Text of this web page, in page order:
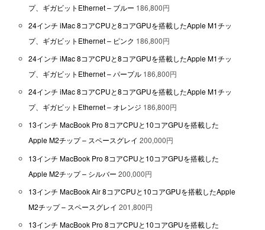
プ、ギガビットEthernet – ブルー 186,800円
24インチ iMac 8コアCPUと8コアGPUを搭載したApple M1チッ
プ、ギガビットEthernet – ピンク 186,800円
24インチ iMac 8コアCPUと8コアGPUを搭載したApple M1チッ
プ、ギガビットEthernet – パープル 186,800円
24インチ iMac 8コアCPUと8コアGPUを搭載したApple M1チッ
プ、ギガビットEthernet – オレンジ 186,800円
13インチ MacBook Pro 8コアCPUと10コアGPUを搭載した
Apple M2チップ – スペースグレイ 200,000円
13インチ MacBook Pro 8コアCPUと10コアGPUを搭載した
Apple M2チップ – シルバー 200,000円
13インチ MacBook Air 8コアCPUと10コアGPUを搭載したApple
M2チップ – スペースグレイ 201,800円
13インチ MacBook Pro 8コアCPUと10コアGPUを搭載した